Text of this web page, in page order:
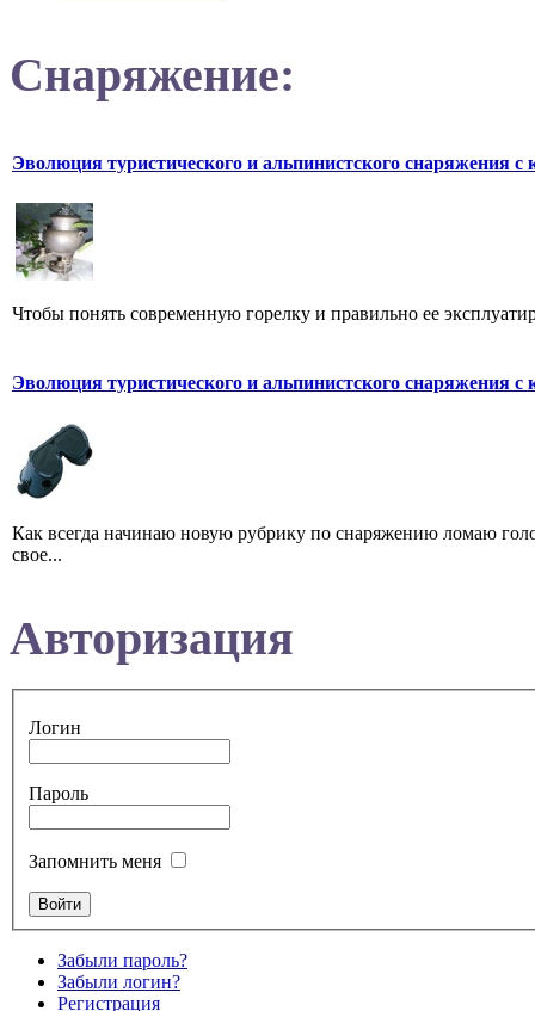
Снаряжение:
Эволюция туристического и альпинистского снаряжения с
Чтобы понять современную горелку и правильно ее
Эволюция туристического и альпинистского снаряжения с
Как всегда начинаю новую рубрику по снаряжению ломаю
свое...
Авторизация
Логин
Пароль
Запомнить меня
Забыли пароль?
Забыли логин?
Регистрация